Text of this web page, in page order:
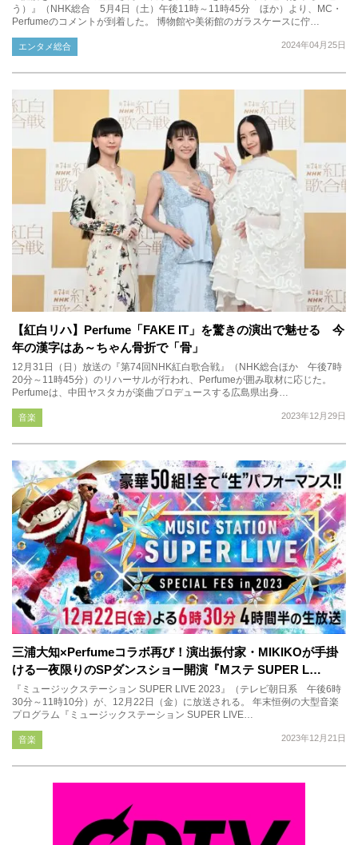
う）』（NHK総合 5月4日（土）午後11時～11時45分 ほか）より、MC・
Perfumeのコメントが到着した。 博物館や美術館のガラスケースに佇…
2024年04月25日
エンタメ総合
【紅白リハ】Perfume「FAKE IT」を驚きの演出で魅せる 今
年の漢字はあ～ちゃん骨折で「骨」
12月31日（日）放送の『第74回NHK紅白歌合戦』（NHK総合ほか 午後7時
20分～11時45分）のリハーサルが行われ、Perfumeが囲み取材に応じた。
Perfumeは、中田ヤスタカが楽曲プロデュースする広島県出身…
2023年12月29日
音楽
三浦大知×Perfumeコラボ再び！演出振付家・MIKIKOが手掛
ける一夜限りのSPダンスショー開演『Mステ SUPER L…
『ミュージックステーション SUPER LIVE 2023』（テレビ朝日系 午後6時
30分～11時10分）が、12月22日（金）に放送される。 年末恒例の大型音楽
プログラム『ミュージックステーション SUPER LIVE…
2023年12月21日
音楽